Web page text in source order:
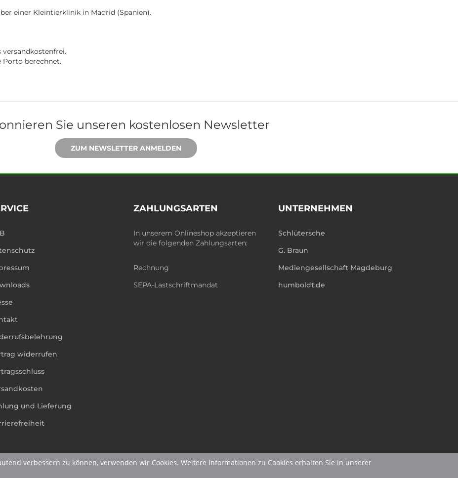
einer Kleintierklinik in Madrid (Spanien).
Porto berechnet.
Sie unseren kostenlosen Newsletter
ZUM NEWSLETTER ANMELDEN
widerrufen
und Lieferung
ZAHLUNGSARTEN
In unserem Onlineshop akzeptieren
wir die folgenden Zahlungsarten:
Rechnung
SEPA-Lastschriftmandat
UNTERNEHMEN
Schlütersche
G. Braun
Mediengesellschaft Magdeburg
humboldt.de
verbessern zu können, verwenden wir Cookies. Weitere Informationen zu Cookies erhalten Sie in unserer